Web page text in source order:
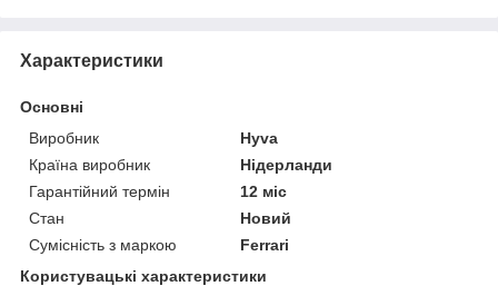
Характеристики
Основні
Виробник
Hyva
Країна виробник
Нідерланди
Гарантійний термін
12 міс
Стан
Новий
Сумісність з маркою
Ferrari
Користувацькі характеристики